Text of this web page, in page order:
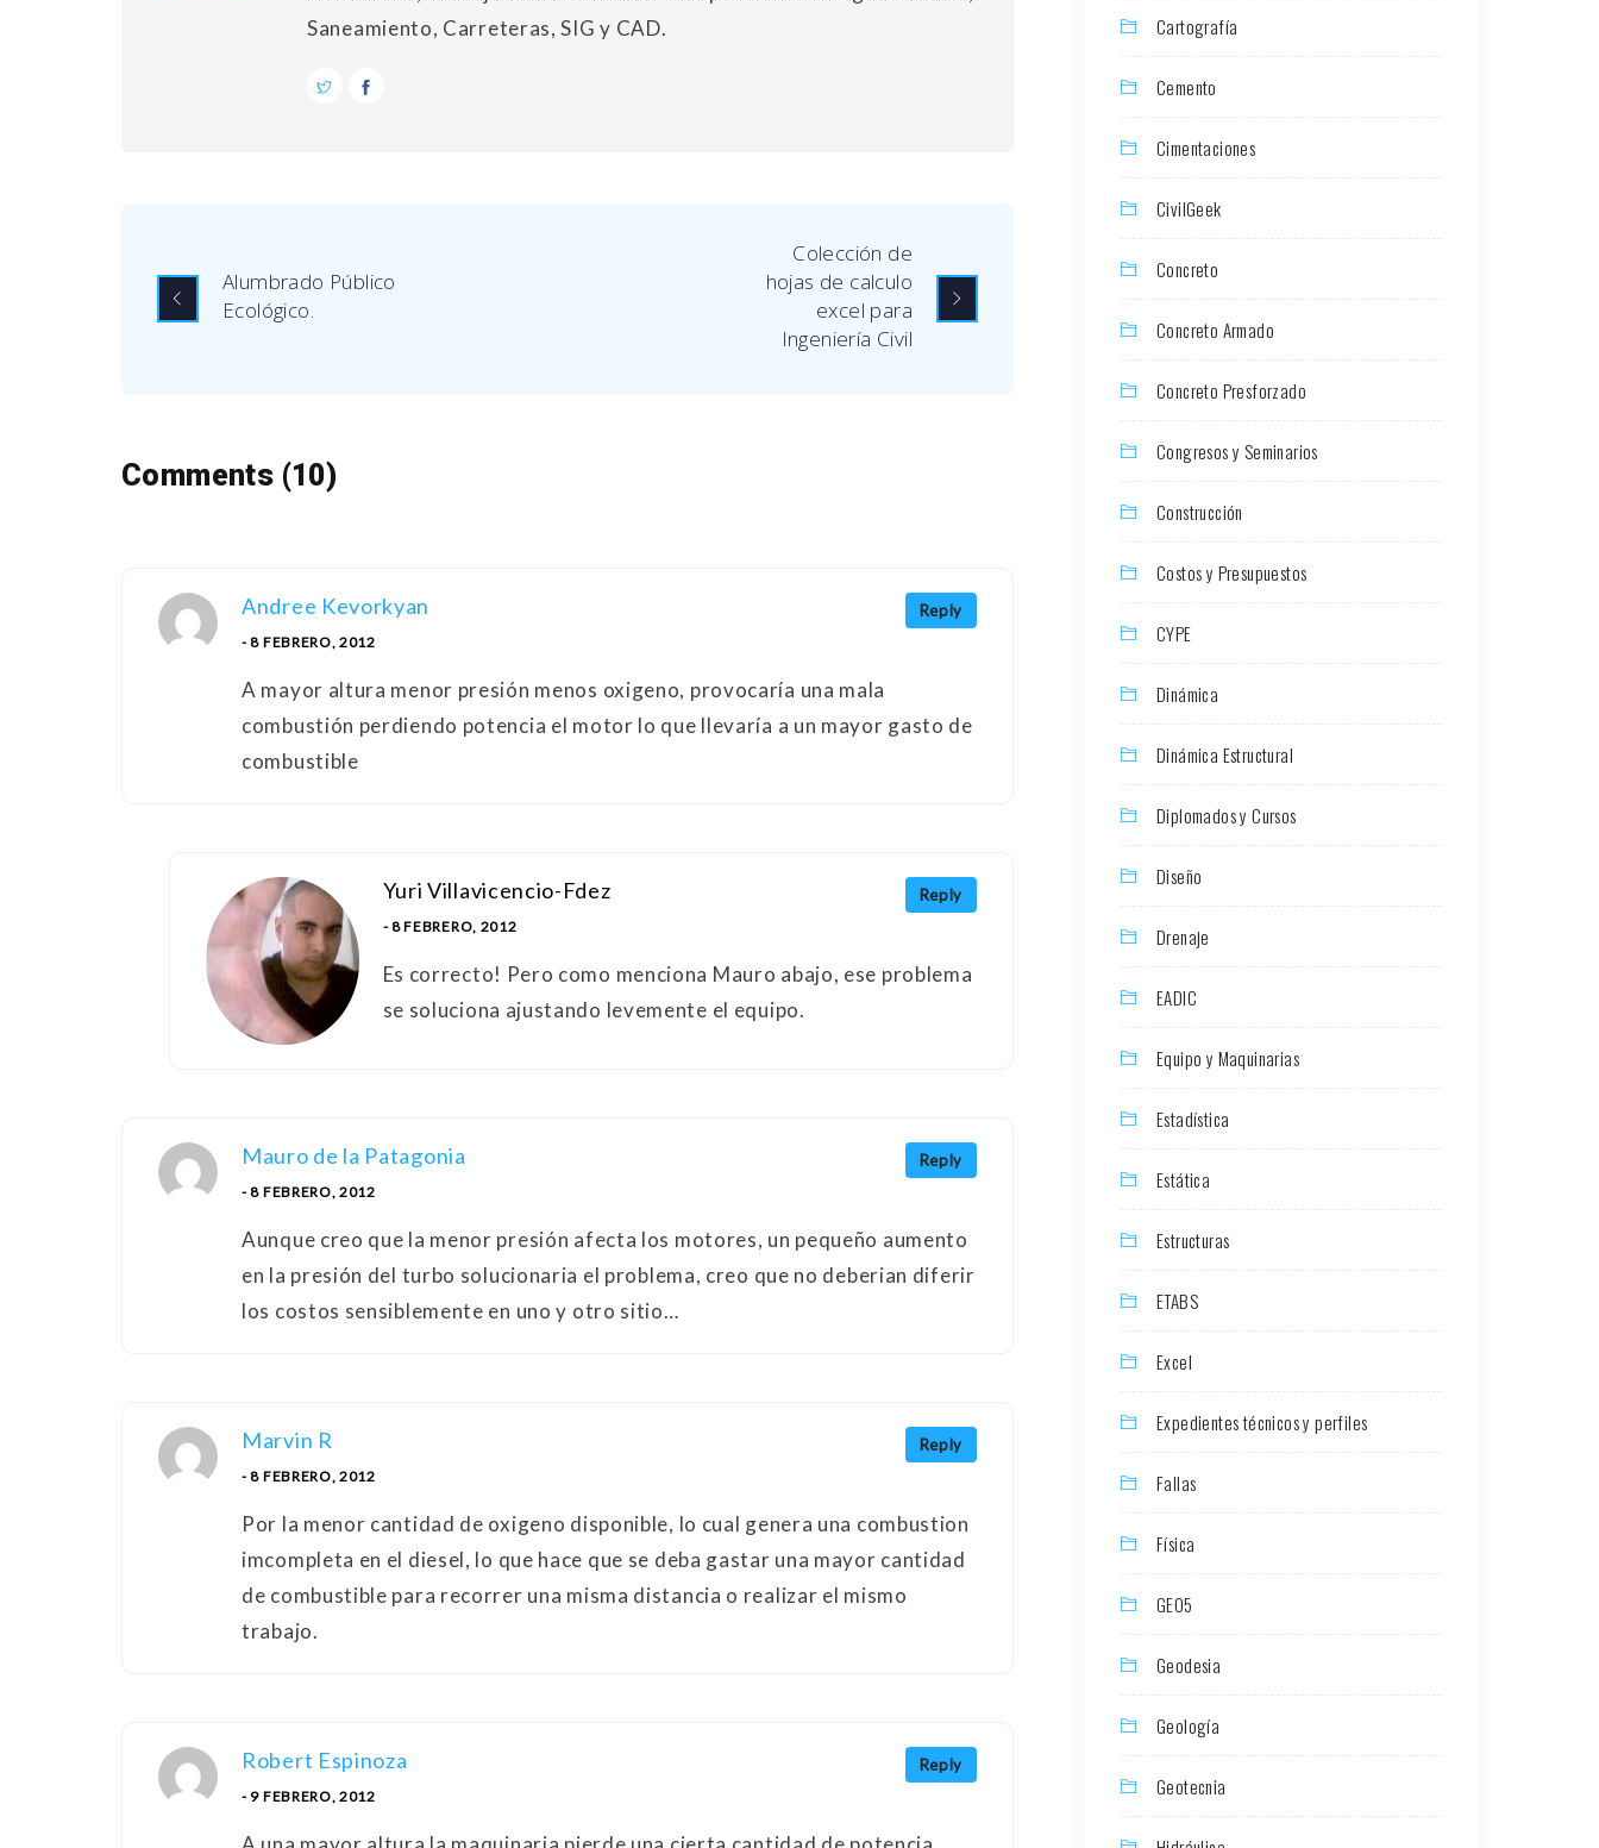
Saneamiento, Carreteras, SIG y CAD.
Alumbrado Público
Ecológico.
Colección de
hojas de calculo
excel para
Ingeniería Civil
Comments (10)
Reply
Andree Kevorkyan
- 8 FEBRERO, 2012
A mayor altura menor presión menos oxigeno, provocaría una mala
combustión perdiendo potencia el motor lo que llevaría a un mayor gasto de
combustible
Reply
Yuri Villavicencio-Fdez
- 8 FEBRERO, 2012
Es correcto! Pero como menciona Mauro abajo, ese problema
se soluciona ajustando levemente el equipo.
Reply
Mauro de la Patagonia
- 8 FEBRERO, 2012
Aunque creo que la menor presión afecta los motores, un pequeño aumento
en la presión del turbo solucionaria el problema, creo que no deberian diferir
los costos sensiblemente en uno y otro sitio…
Reply
Marvin R
- 8 FEBRERO, 2012
Por la menor cantidad de oxigeno disponible, lo cual genera una combustion
imcompleta en el diesel, lo que hace que se deba gastar una mayor cantidad
de combustible para recorrer una misma distancia o realizar el mismo
trabajo.
Reply
Robert Espinoza
- 9 FEBRERO, 2012
Cartografía
Cemento
Cimentaciones
CivilGeek
Concreto
Concreto Armado
Concreto Presforzado
Congresos y Seminarios
Construcción
Costos y Presupuestos
CYPE
Dinámica
Dinámica Estructural
Diplomados y Cursos
Diseño
Drenaje
EADIC
Equipo y Maquinarias
Estadística
Estática
Estructuras
ETABS
Excel
Expedientes técnicos y perfiles
Fallas
Física
GEO5
Geodesia
Geología
Geotecnia